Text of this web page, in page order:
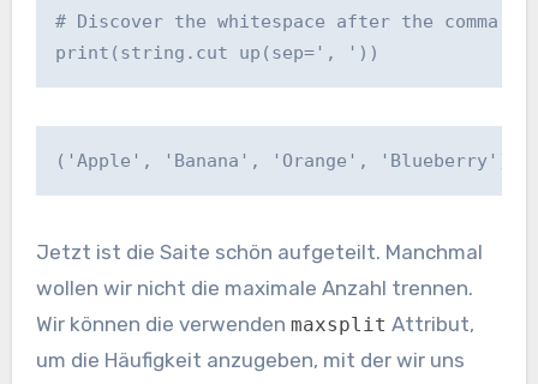
# Discover the whitespace after the comma
print(string.cut up(sep=', '))
('Apple', 'Banana', 'Orange', 'Blueberry')
Jetzt ist die Saite schön aufgeteilt. Manchmal
wollen wir nicht die maximale Anzahl trennen.
Wir können die verwenden maxsplit Attribut,
um die Häufigkeit anzugeben, mit der wir uns